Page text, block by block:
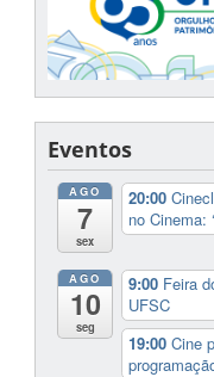
Eventos
AGO
7
sex
20:00
no Cinema:
AGO
10
seg
9:00 Feira
UFSC
19:00Cine